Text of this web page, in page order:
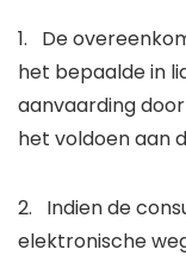
1. De
het bepaalde in
aanvaarding
het voldoen aan
2. Indien de
elektronische